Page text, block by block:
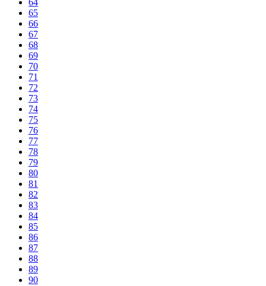
65
66
67
68
69
70
71
72
73
74
75
76
77
78
79
80
81
82
83
84
85
86
87
88
89
90